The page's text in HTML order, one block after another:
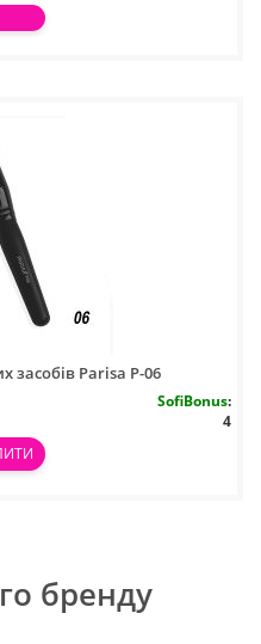
засобів Parisa Р-06
SofiBonus:
4
бренду